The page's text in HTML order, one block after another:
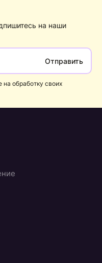
на наши
Отправить
обработку своих